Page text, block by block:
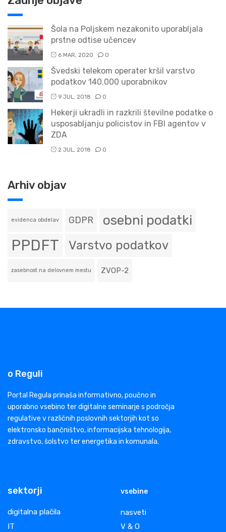
Šola na Poljskem nezakonito uporabljala
prstne odtise učencev
6 MAR, 2020 0
Švedski telekom operater kršil varstvo
podatkov 140.000 uporabnikov
9 JUL, 2018 0
Hekerji ukradli in razkrili številne podatke o
usposabljanju policistov in FBI agentov v
ZDA
2 JUL, 2018 0
Arhiv objav
evidenca obdelav GDPR osebni podatki
PPDFT Varstvo podatkov
zasebnost na delovnem mestu ZVOP-2
o Reguli
Portal Regula prinaša informativno, poučno in
uporabno vsebino ter digitalne seminarje s področja
regulative v različnih poslovnih sektorjih kot so
elektronsko bančništvo, informacijska tehnologija,
zdravstvo, šolstvo ter energetika in komunala.
sektorji
digitalna plačila
IT
vsebine
nasveti
V & O